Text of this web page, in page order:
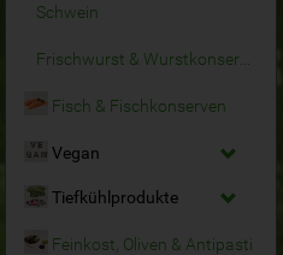
Schwein
Fisch & Fischkonserven
Vegan
Tiefkühlprodukte
Feinkost, Oliven & Antipasti